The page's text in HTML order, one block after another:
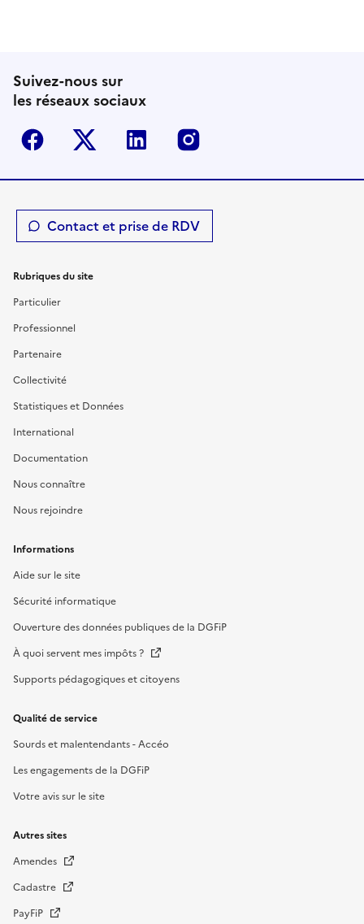
Suivez-nous sur
les réseaux sociaux
Facebook Twitter-X Linkedin
Contact et prise de RDV
Rubriques du site
Particulier
Professionnel
Partenaire
Collectivité
Statistiques et Données
International
Documentation
Nous connaître
Nous rejoindre
Informations
Aide sur le site
Sécurité informatique
Ouverture des données publiques de la DGFiP
À quoi servent mes impôts ?
Supports pédagogiques et citoyens
Qualité de service
Sourds et malentendants - Accéo
Les engagements de la DGFiP
Votre avis sur le site
Autres sites
Amendes
Cadastre
PayFiP